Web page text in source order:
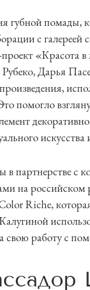
губной помады,
с галереей
«Красота
Дарья
помогло
в партнерстве с
на
Riche,
свою работу с